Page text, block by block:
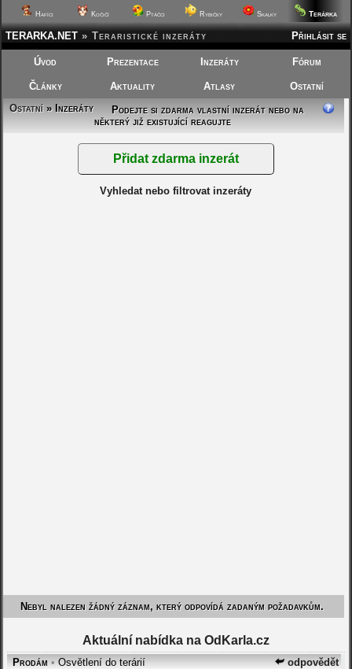
Hafíci Kočičí Ptáčci Rybičky Skalky Terárka
Přihlásit se
TERARKA.NET » Teraristické inzeráty
Úvod Prezentace Inzeráty Fórum
Články Aktuality Atlasy
Ostatní
Ostatní» Inzeráty
Podejte si zdarma vlastní inzerát nebo na
některý již existující reagujte
Vyhledat nebo filtrovat inzeráty
Nebyl nalezen žádný záznam, který odpovídá zadaným požadavkům.
Aktuální nabídka na OdKarla.cz
odpovědět
Prodám •Osvětlení do terárií